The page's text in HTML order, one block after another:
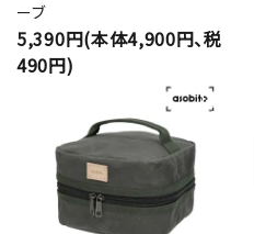
ーブ
5,390円(本体4,900円、税
490円)